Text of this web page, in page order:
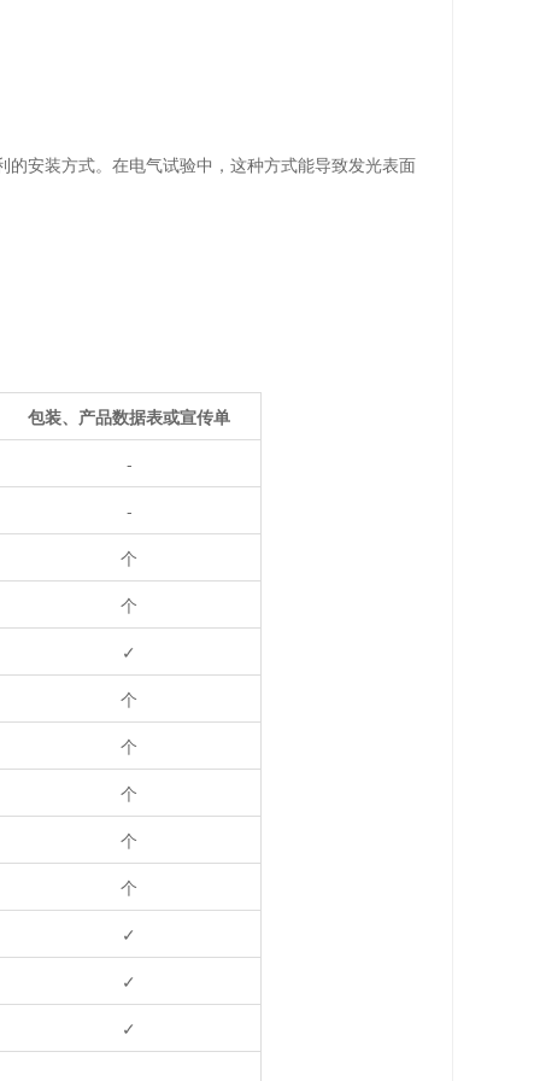
安装方式。在电气试验中，这种方式能导致发光表面
包装、产品数据表或宣传单
-
-
个
个
✓
个
个
个
个
个
✓
✓
✓